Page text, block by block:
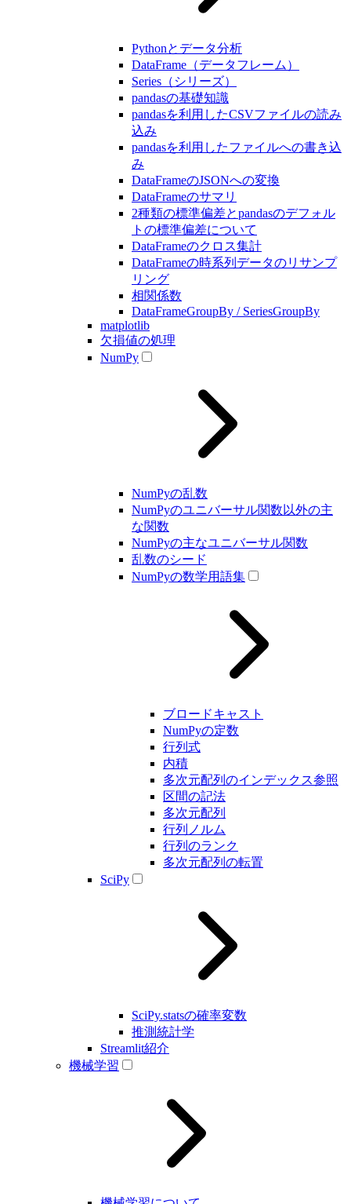
Pythonとデータ分析
DataFrame（データフレーム）
Series（シリーズ）
pandasの基礎知識
pandasを利用したCSVファイルの読み
込み
pandasを利用したファイルへの書き込
み
DataFrameのJSONへの変換
DataFrameのサマリ
2種類の標準偏差とpandasのデフォル
トの標準偏差について
DataFrameのクロス集計
DataFrameの時系列データのリサンプ
リング
相関係数
DataFrameGroupBy / SeriesGroupBy
matplotlib
欠損値の処理
NumPy
NumPyの乱数
NumPyのユニバーサル関数以外の主
な関数
NumPyの主なユニバーサル関数
乱数のシード
NumPyの数学用語集
ブロードキャスト
NumPyの定数
行列式
内積
多次元配列のインデックス参照
区間の記法
多次元配列
行列ノルム
行列のランク
多次元配列の転置
SciPy
SciPy.statsの確率変数
推測統計学
Streamlit紹介
機械学習